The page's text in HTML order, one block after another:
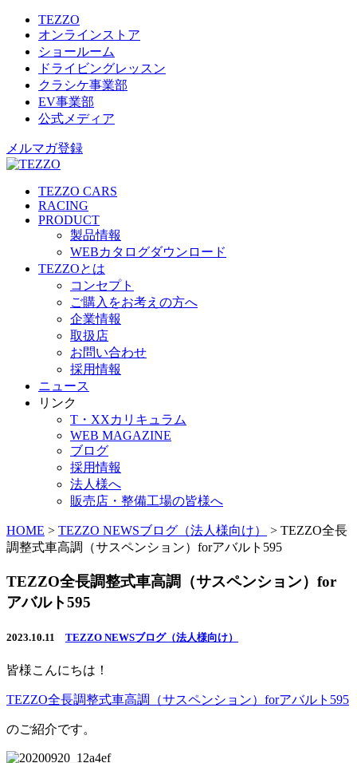
TEZZO
オンラインストア
ショールーム
ドライビングレッスン
クラシケ事業部
EV事業部
公式メディア
メルマガ登録
TEZZO CARS
RACING
PRODUCT
製品情報
WEBカタログダウンロード
TEZZOとは
コンセプト
ご購入をお考えの方へ
企業情報
取扱店
お問い合わせ
採用情報
ニュース
リンク
T・XXカリキュラム
WEB MAGAZINE
ブログ
採用情報
法人様へ
販売店・整備工場の皆様へ
HOME > TEZZO NEWSブログ（法人様向け） > TEZZO全長
調整式車高調（サスペンション）forアバルト595
TEZZO全長調整式車高調（サスペンション）for
アバルト595
2023.10.11 TEZZO NEWSブログ（法人様向け）
皆様こんにちは！
TEZZO全長調整式車高調（サスペンション）forアバルト595
のご紹介です。